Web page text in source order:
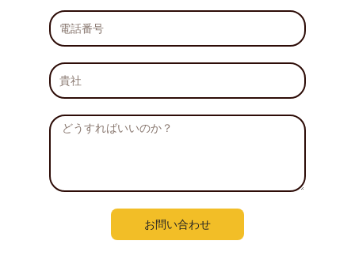
ル
電
話
号
貴
社
メ
ジ
お問い合わせ